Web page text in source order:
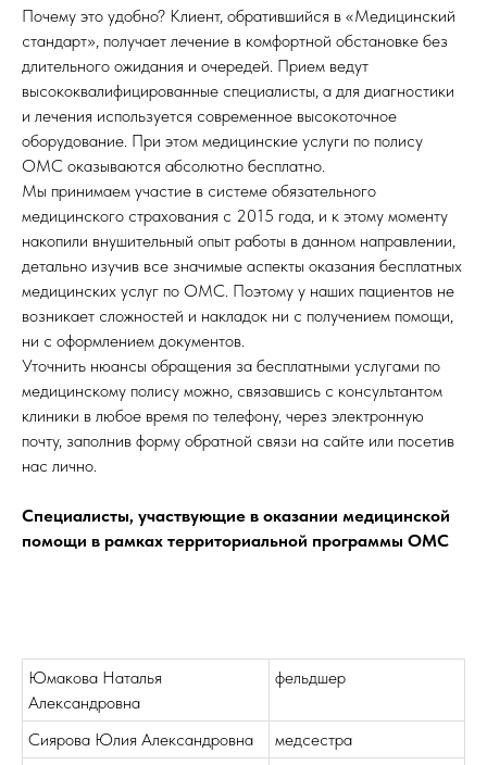
Почему это удобно? Клиент, обратившийся в «Медицинский
стандарт», получает лечение в комфортной обстановке без
длительного ожидания и очередей. Прием ведут
высококвалифицированные специалисты, а для диагностики
и лечения используется современное высокоточное
оборудование. При этом медицинские услуги по полису
ОМС оказываются абсолютно бесплатно.
Мы принимаем участие в системе обязательного
медицинского страхования с 2015 года, и к этому моменту
накопили внушительный опыт работы в данном направлении,
детально изучив все значимые аспекты оказания бесплатных
медицинских услуг по ОМС. Поэтому у наших пациентов не
возникает сложностей и накладок ни с получением помощи,
ни с оформлением документов.
Уточнить нюансы обращения за бесплатными услугами по
медицинскому полису можно, связавшись с консультантом
клиники в любое время по телефону, через электронную
почту, заполнив форму обратной связи на сайте или посетив
нас лично.
Специалисты, участвующие в оказании медицинской
помощи в рамках территориальной программы ОМС
Юмакова Наталья
Александровна
фельдшер
Сиярова Юлия Александровна
медсестра